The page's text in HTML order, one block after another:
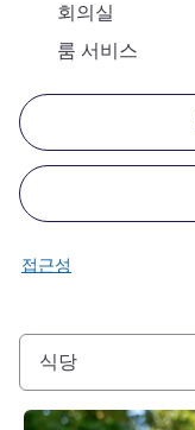
회의실
룸 서비스
접근성
식당
세부 정보 보기